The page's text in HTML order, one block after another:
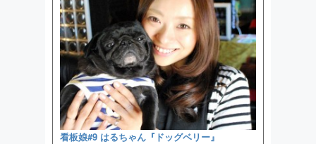
看板娘#9 はるちゃん『ドッグベリー』